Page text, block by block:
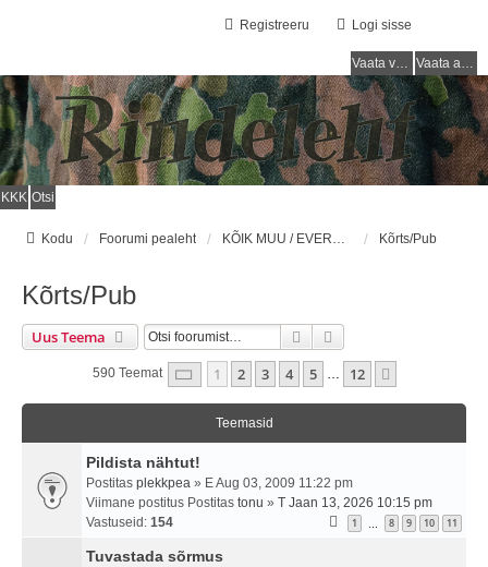
Logi sisse
Registreeru
Vaata vastamata teemasi Vaata aktiivseid teemasid
KKK Otsi
Kodu Foorumi pealeht KÕIK MUU / EVERYTHING ELSE Kõrts/Pub
Kõrts/Pub
Uus Teema Otsi
590 Teemat . Leht12 -st
1 2 3 4 5 … 12
Teemasid
Pildista nähtut!
Postitas plekkpea » E Aug 03, 2009 11:22 pm
Viimane postitus Postitas tonu » T Jaan 13, 2026 10:15 pm
Vastuseid: 154 1 8 9 10 11
Tuvastada sõrmus